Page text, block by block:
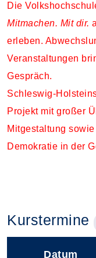
Die
Mitmachen. Mit dir.
erleben.
Veranstaltungen
Gespräch.
Schleswig-
Projekt mit großer
Mitgestaltung
Demokratie in der
Kurstermine
Datum